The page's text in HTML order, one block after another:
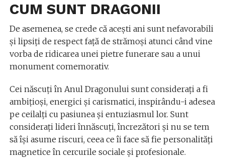
CUM SUNT DRAGONII
De asemenea, se crede că aceşti ani sunt nefavorabili
şi lipsiţi de respect faţă de strămoşi atunci când vine
vorba de ridicarea unei pietre funerare sau a unui
monument comemorativ.
Cei născuţi în Anul Dragonului sunt consideraţi a fi
ambiţioşi, energici şi carismatici, inspirându-i adesea
pe ceilalţi cu pasiunea şi entuziasmul lor. Sunt
consideraţi lideri înnăscuţi, încrezători şi nu se tem
să îşi asume riscuri, ceea ce îi face să fie personalităţi
magnetice în cercurile sociale şi profesionale.